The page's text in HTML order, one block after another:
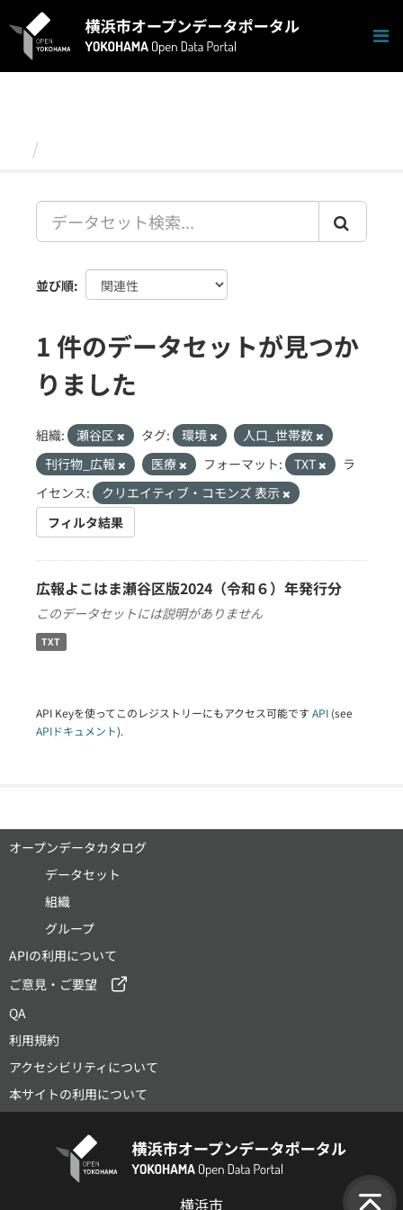
キ
並び順
1 件のデータセットが見つか
りました
組織: 瀬谷区 タグ: 環境
人口_世帯数
刊行物_広報
医療 フォーマット: TXT
ラ
イセンス:
クリエイティブ・コモンズ 表示
フィルタ結果
広報よこはま瀬谷区版2024（令和６）年発行分
このデータセットには説明がありません
TXT
API Keyを使ってこのレジストリーにもアクセス可能です API (see
APIドキュメント).
オープンデータカタログ
データセット
組織
グループ
APIの利用について
ご意見・ご要望
QA
利用規約
アクセシビリティについて
本サイトの利用について
横浜市